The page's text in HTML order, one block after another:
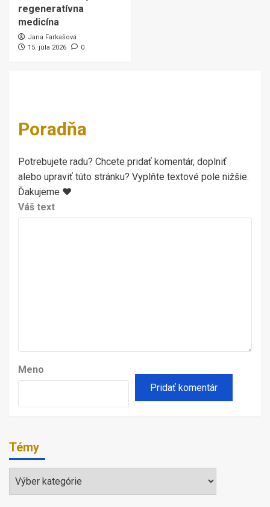
regeneratívna
medicína
Jana Farkašová
15. júla 2026
0
Poradňa
Potrebujete radu? Chcete pridať komentár, doplniť
alebo upraviť túto stránku? Vyplňte textové pole nižšie.
Ďakujeme ♥
Váš text
Meno
Témy
Témy